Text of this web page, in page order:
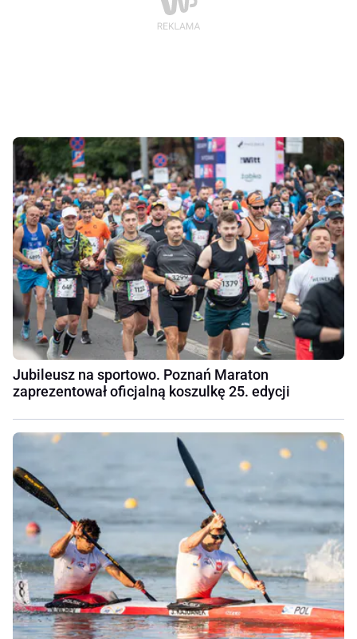
Jubileusz na sportowo. Poznań Maraton
zaprezentował oficjalną koszulkę 25. edycji